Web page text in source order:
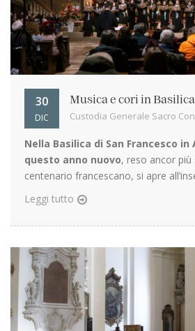
30
DIC
Musica e cori in
Custodia Generale Sacro
Nella Basilica di San Francesco in
questo anno nuovo, reso ancor più
centenario francescano, si apre
Leggi tutto